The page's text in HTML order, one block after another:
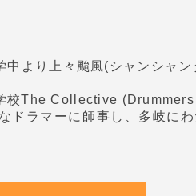
より上々颱風(シャンシャ
校The Collective
ドラマーに師事し、多岐に